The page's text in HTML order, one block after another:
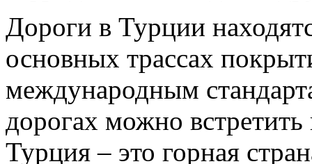
Дороги в Турции
основных трассах
международным
дорогах можно встретить
Турция – это горная